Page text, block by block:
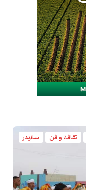
ثقافة و فن سلايدر